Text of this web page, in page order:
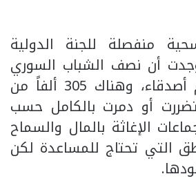
منفصلة للجنة الدولية
أن نصف الشباب السوري
قُتل أو جُرح لهم أصدقاء، وهناك 305 ألفاً من
أو دمرت بالكامل حسب
الإغاثة بالمال والسماح
التي تحتاج للمساعدة لكن